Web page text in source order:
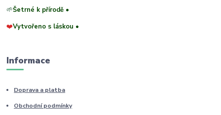
🌱Šetrné k přírodě •
❤️Vytvořeno s láskou •
Informace
Doprava a platba
Obchodní podmínky